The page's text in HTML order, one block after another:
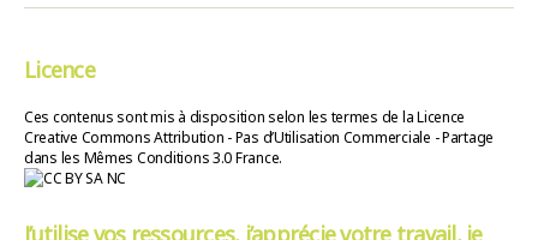
Licence
Ces contenus sont mis à disposition selon les termes de la Licence
Creative Commons Attribution - Pas d’Utilisation Commerciale - Partage
dans les Mêmes Conditions 3.0 France.